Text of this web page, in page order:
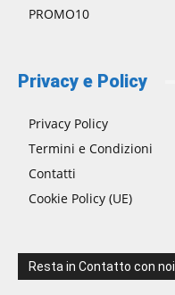
PROMO10
Privacy e Policy
Privacy Policy
Termini e Condizioni
Contatti
Cookie Policy (UE)
Resta in Contatto con noi